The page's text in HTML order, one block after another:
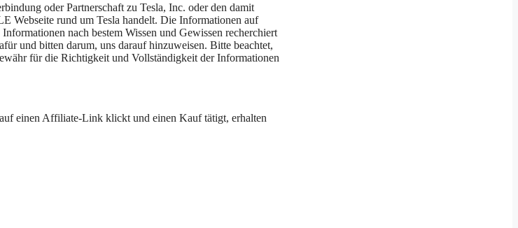
oder Partnerschaft zu Tesla, Inc. oder den damit
Webseite rund um Tesla handelt. Die Informationen auf
nach bestem Wissen und Gewissen recherchiert
und bitten darum, uns darauf hinzuweisen. Bitte beachtet,
für die Richtigkeit und Vollständigkeit der Informationen
einen Affiliate-Link klickt und einen Kauf tätigt, erhalten